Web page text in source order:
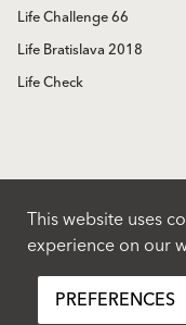
Life Challenge 66
Life Bratislava 2018
Life Check
This website uses
experience on our
PREFERENCES